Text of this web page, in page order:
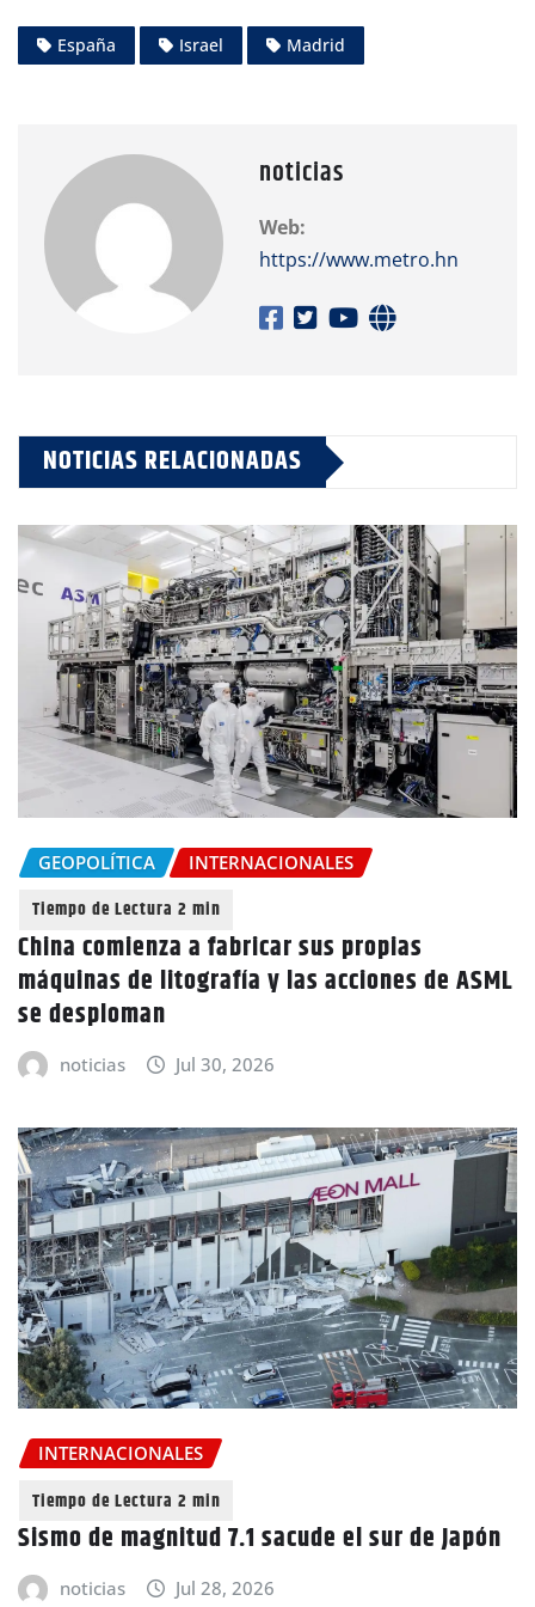
España Israel Madrid
noticias
Web:
https://www.metro.hn
NOTICIAS RELACIONADAS
GEOPOLÍTICA INTERNACIONALES
China comienza a fabricar sus propias
máquinas de litografía y las acciones de ASML
se desploman
noticias Jul 30, 2026
INTERNACIONALES
Sismo de magnitud 7.1 sacude el sur de Japón
noticias Jul 28, 2026